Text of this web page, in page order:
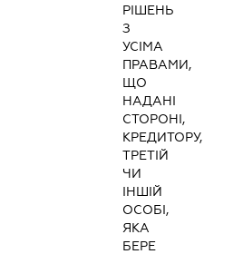
РІШЕНЬ
З
УСІМА
ПРАВАМИ,
ЩО
НАДАНІ
СТОРОНІ,
КРЕДИТОРУ,
ТРЕТІЙ
ЧИ
ІНШІЙ
ОСОБІ,
ЯКА
БЕРЕ